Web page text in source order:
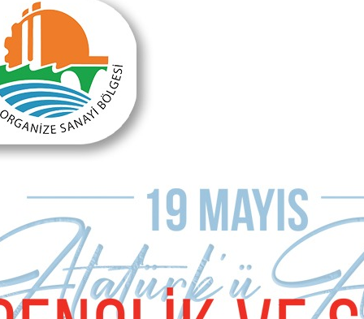
Önceki Makale
Nehir kendini neden astı?
Dünyanın tam ortasında Türk Kıtası..
MAKALE YORUMLARI
Sizde Yorum Ekleyin
İsim Soyad
E-mail Adresiniz (zorunlu değil)